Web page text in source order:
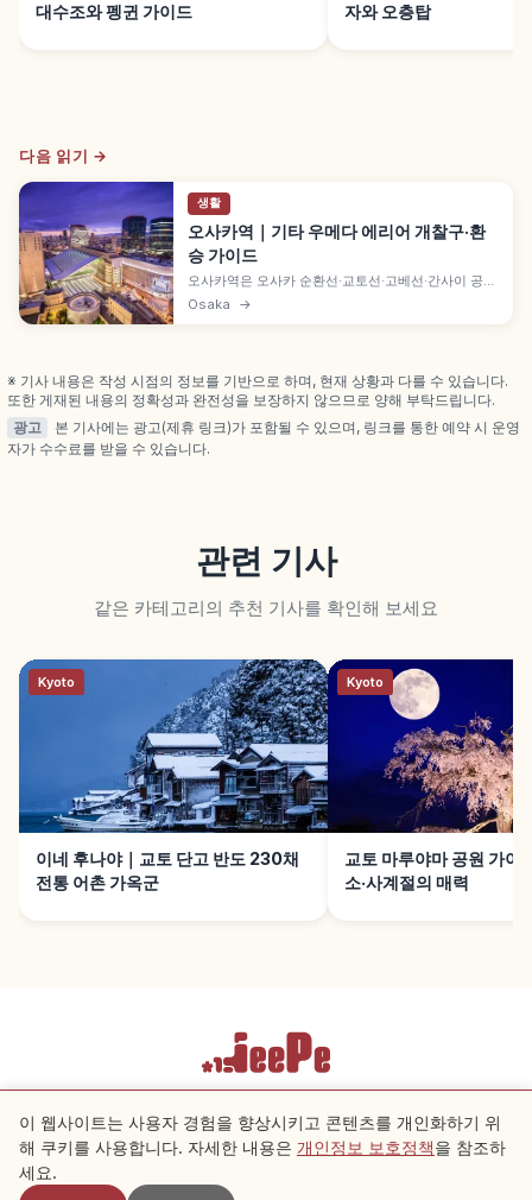
대수조와 펭귄 가이드
자와 오층탑
다음 읽기 →
생활
오사카역｜기타 우메다 에리어 개찰구·환
승 가이드
오사카역은 오사카 순환선·교토선·고베선·간사이 공항
선이 연결되는 우메다 에리어의 거점입니다. 한큐·한
Osaka →
※ 기사 내용은 작성 시점의 정보를 기반으로 하며, 현재 상황과 다를 수 있습니다.
또한 게재된 내용의 정확성과 완전성을 보장하지 않으므로 양해 부탁드립니다.
광고
본 기사에는 광고(제휴 링크)가 포함될 수 있으며, 링크를 통한 예약 시 운영
자가 수수료를 받을 수 있습니다.
관련 기사
같은 카테고리의 추천 기사를 확인해 보세요
Kyoto
이네 후나야｜교토 단고 반도 230채
전통 어촌 가옥군
Kyoto
교토 마루야마 공원 가이
소·사계절의 매력
근처 스팟
이 웹사이트는 사용자 경험을 향상시키고 콘텐츠를 개인화하기 위
해 쿠키를 사용합니다. 자세한 내용은 개인정보 보호정책을 참조하
세요.